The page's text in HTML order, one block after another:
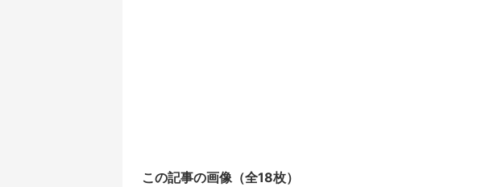
この記事の画像（全18枚）